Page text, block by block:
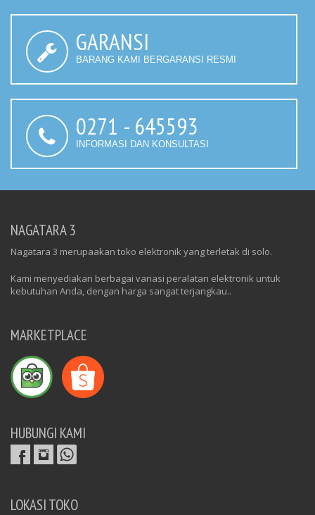
GARANSI
BARANG KAMI BERGARANSI RESMI
0271 - 645593
INFORMASI DAN KONSULTASI
NAGATARA 3
Nagatara 3 merupaakan toko elektronik yang terletak di solo.
Kami menyediakan berbagai variasi peralatan elektronik untuk
kebutuhan Anda, dengan harga sangat terjangkau..
MARKETPLACE
HUBUNGI KAMI
LOKASI TOKO